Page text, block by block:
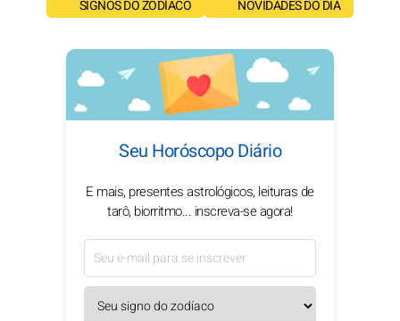
SIGNOS DO ZODÍACO
NOVIDADES DO DIA
Seu Horóscopo Diário
E mais, presentes astrológicos, leituras de
tarô, biorritmo... inscreva-se agora!